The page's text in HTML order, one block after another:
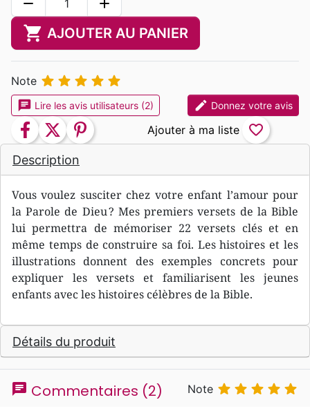
Description
Vous voulez susciter chez votre enfant l’amour pour
la Parole de Dieu ? Mes premiers versets de la Bible
lui permettra de mémoriser 22 versets clés et en
même temps de construire sa foi. Les histoires et les
illustrations donnent des exemples concrets pour
expliquer les versets et familiarisent les jeunes
enfants avec les histoires célèbres de la Bible.
Détails du produit
remove add
shopping_cart AJOUTER AU PANIER
Note     
chat Lire les avis utilisateurs (2) edit Donnez votre avis
facebook twitter pinterest favorite_border
chat Commentaires (2) Note     